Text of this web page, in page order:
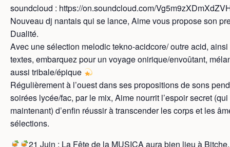
soundcloud : https://on.soundcloud.com/
Nouveau dj nantais qui se lance, Aime vous propose son
Dualité.
Avec une sélection melodic tekno-acidcore/ outre acid,
textes, embarquez pour un voyage onirique/envoûtant,
aussi tribale/épique
Régulièrement à l’ouest dans ses propositions de sons
soirées lycée/fac, par le mix, Aime nourrit l’espoir secret (qui
maintenant) d’enfin réussir à transcender les corps et les
sélections.
21 Juin : La Fête de la MUSICA aura bien lieu à Bitche,